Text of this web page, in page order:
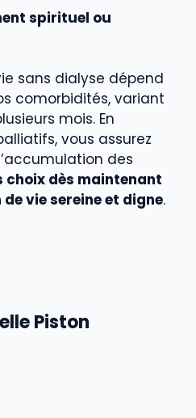
spirituel ou
sans dialyse dépend
comorbidités, variant
mois. En
vous assurez
des
choix dès maintenant
vie sereine et digne.
Piston